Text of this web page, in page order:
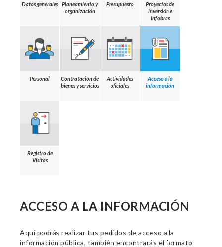
Datos generales
Planeamiento y
organización
Presupuesto
Proyectos de
inversión e
Infobras
Personal
Contratación de
bienes y servicios
Actividades
oficiales
Acceso a la
información
Registro de
Visitas
ACCESO A LA INFORMACIÓN
Aquí podrás realizar tus pedidos de acceso a la
información pública, también encontrarás el formato